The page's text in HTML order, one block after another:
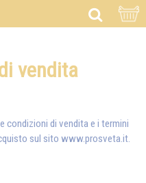
vendita
condizioni di vendita e i termini
sul sito www.prosveta.it.